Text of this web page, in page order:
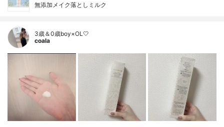
無添加メイク落としミルク
3歳＆0歳boy×OL🤍
coala